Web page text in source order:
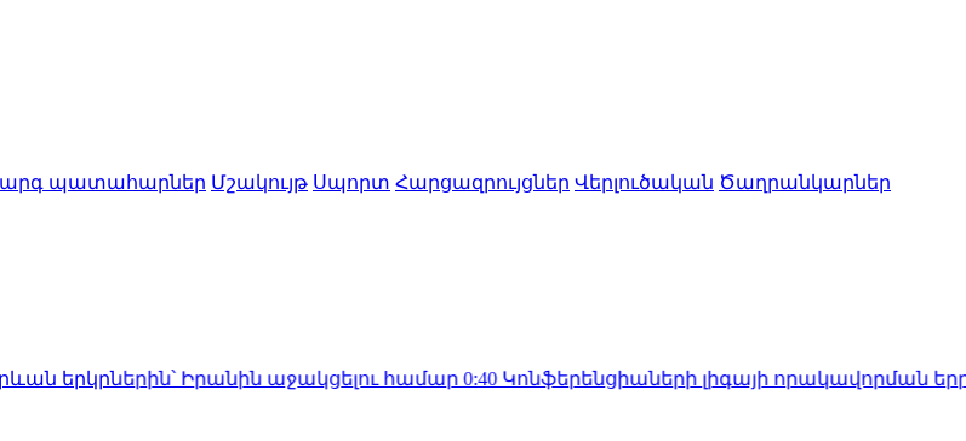
պատահարներ Մշակույթ Սպորտ Հարցազրույցներ Վերլուծական Ծաղրանկարներ
Իրանին աջակցելու համար0:40Կոնֆերենցիաների լիգայի որակավորման երրորդ